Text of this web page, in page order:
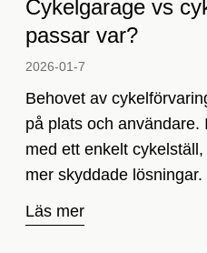
Cykelgarage vs
passar var?
2026-01-7­
Behovet av
på plats och
med ett enkelt
mer skyddade lösningar.
Läs mer